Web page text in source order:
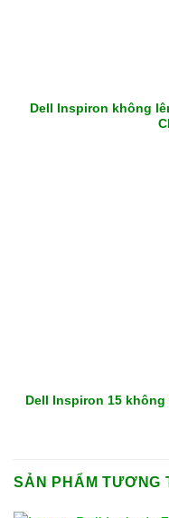
Dell Inspiron không
Dell Inspiron 15
SẢN PHẨM TƯƠNG